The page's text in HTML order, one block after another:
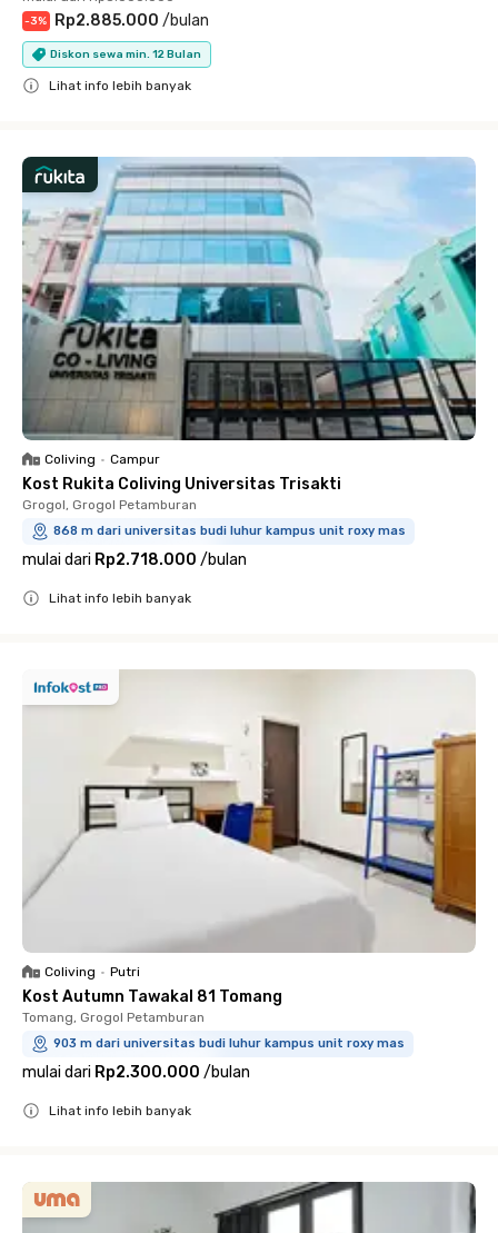
-3% Rp2.885.000 /bulan
Diskon sewa min. 12 Bulan
Lihat info lebih banyak
Coliving • Campur
Kost Rukita Coliving Universitas Trisakti
Grogol, Grogol Petamburan
868 m dari universitas budi luhur kampus unit roxy mas
mulai dari Rp2.718.000 /bulan
Lihat info lebih banyak
Coliving • Putri
Kost Autumn Tawakal 81 Tomang
Tomang, Grogol Petamburan
903 m dari universitas budi luhur kampus unit roxy mas
mulai dari Rp2.300.000 /bulan
Lihat info lebih banyak